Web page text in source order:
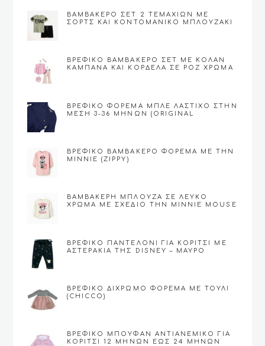
ΒΑΜΒΑΚΕΡΌ ΣΕΤ 2 ΤΕΜΑΧΊΩΝ ΜΕ
ΣΟΡΤΣ ΚΑΙ ΚΟΝΤΟΜΆΝΙΚΟ ΜΠΛΟΥΖΆΚΙ
ΒΡΕΦΙΚΌ ΒΑΜΒΑΚΕΡΌ ΣΕΤ ΜΕ ΚΟΛΆΝ
ΚΑΜΠΆΝΑ ΚΑΙ ΚΟΡΔΈΛΑ ΣΕ ΡΟΖ ΧΡΏΜΑ
ΒΡΕΦΙΚΌ ΦΌΡΕΜΑ ΜΠΛΕ ΛΆΣΤΙΧΟ ΣΤΗΝ
ΜΈΣΗ 3-36 ΜΗΝΏΝ (ORIGINAL
ΒΡΕΦΙΚΟ ΒΑΜΒΑΚΕΡΌ ΦΌΡΕΜΑ ΜΕ ΤΗΝ
MINNIE (ZIPPY)
ΒΑΜΒΑΚΕΡΉ ΜΠΛΟΎΖΑ ΣΕ ΛΕΥΚΌ
ΧΡΏΜΑ ΜΕ ΣΧΈΔΙΟ ΤΗΝ MINNIE MOUSE
ΒΡΕΦΙΚΌ ΠΑΝΤΕΛΌΝΙ ΓΙΑ ΚΟΡΊΤΣΙ ΜΕ
ΑΣΤΕΡΆΚΙΑ ΤΗΣ DISNEY – ΜΑΎΡΟ
ΒΡΕΦΙΚΟ ΔΊΧΡΩΜΟ ΦΌΡΕΜΑ ΜΕ ΤΟΎΛΙ
(CHICCO)
ΒΡΕΦΙΚΌ ΜΠΟΥΦΆΝ ΑΝΤΙΑΝΕΜΙΚΌ ΓΙΑ
ΚΟΡΊΤΣΙ 12 ΜΗΝΏΝ ΕΩΣ 24 ΜΗΝΏΝ